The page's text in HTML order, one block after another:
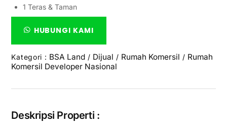
1 Teras & Taman
HUBUNGI KAMI
Kategori : BSA Land / Dijual / Rumah Komersil / Rumah
Komersil Developer Nasional
Deskripsi Properti :